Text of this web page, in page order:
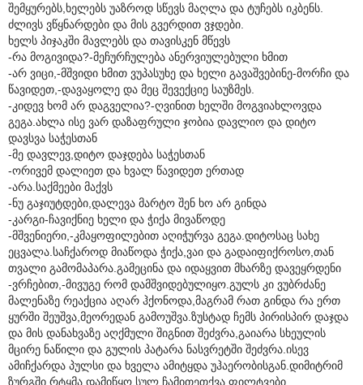
შემყურებს,ხელებს უაზროდ სწევს მაღლა და ტუჩებს იკბენს.
ძლივს ვწყნარდები და მის გვერდით ვჯდები.
ხელს პიჯაკში მავლებს და თავისკენ მწევს
-რა მოგივიდა?-მეჩურჩულება ანერვიულებული ხმით
-არ ვიცი,-მშვიდი ხმით ვუპასუხე და ხელი გავაშვებინე-მორჩი და
წავიდეთ,-დავაყოლე და მეც შევექციე საუზმეს.
-კიდევ ხომ არ დაგველია?-ღვინით ხელში მოგვიახლოვდა
გეგა.ახლა ისე ვარ დაზაფრული ჯობია დავლიო და დიტო
დავსვა საჭესთან
-მე დავლევ,დიტო დაჯდება საჭესთან
-ორივემ დალიეთ და ხვალ წავიდეთ ერთად
-არა.საქმეები მაქვს
-ნუ გაჯიუტდები,დალევა მარტო შენ ხო არ გინდა
-კარგი-ჩავიქნიე ხელი და ჭიქა მივაწოდე
-მშვენიერი,-კმაყოფილებით აღიჭურვა გეგა.დიტოსაც სახე
ეცვალა.საჩქაროდ მიაწოდა ჭიქა,ვაი და გადაიფიქროსო,თან
თვალი გამომაპარა.გამეცინა და იდაყვით მხარზე დავეყრდენი
-ვრჩებით,-მივუგე რომ დამშვიდებულიყო.გულს კი ვუბრძანე
მალენაზე რეაქცია აღარ ჰქონოდა,მაგრამ რათ გინდა რა ერთ
ყურში შეუშვა,მეორედან გამოუშვა.ზუსტად ჩემს პირისპირ დაჯდა
და მის დანახვაზე აღქმული შიგნით შეძვრა,გაიარა სხეულის
მცირე ნაწილი და გულის პატარა ნასვრეტში შეძვრა.ისევ
ამიჩქარდა პულსი და ხველა ამიტყდა უჰაერობისგან.დიმიტრიმ
ზურგში რტყმა დამიწყო,სულ ჩამითეთქვა ფილტვები